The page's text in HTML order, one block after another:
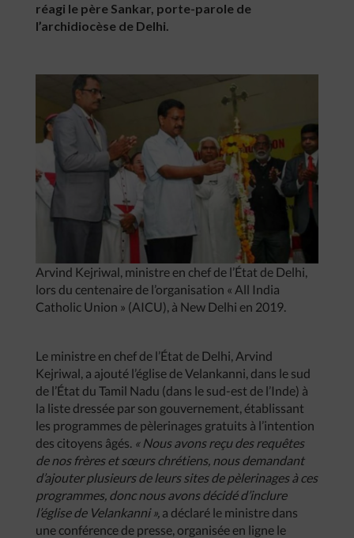
réagi le père Sankar, porte-parole de
l’archidiocèse de Delhi.
Arvind Kejriwal, ministre en chef de l’État de Delhi,
lors du centenaire de l’organisation « All India
Catholic Union » (AICU), à New Delhi en 2019.
Le ministre en chef de l’État de Delhi, Arvind
Kejriwal, a ajouté l’église de Velankanni, dans le sud
de l’État du Tamil Nadu (dans le sud-est de l’Inde) à
la liste dressée par son gouvernement, établissant
les programmes de pèlerinages gratuits à l’intention
des citoyens âgés. « Nous avons reçu des requêtes
de nos frères et sœurs chrétiens, nous demandant
d’ajouter plusieurs de leurs sites de pèlerinages à ces
programmes, donc nous avons décidé d’inclure
l’église de Velankanni », a déclaré le ministre dans
une conférence de presse, organisée en ligne le